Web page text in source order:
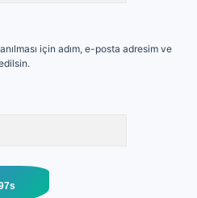
için adım, e-posta adresim ve